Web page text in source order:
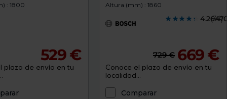
: 1800
529 €
plazo de envío en tu
Altura (mm) : 1860
(34)
729 € 669 €
Conoce el plazo de envío en tu
localidad...
Comparar